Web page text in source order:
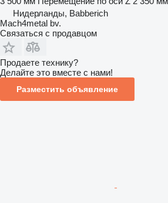
Нидерланды, Babberich
Mach4metal bv.
Связаться с продавцом
Продаете технику?
Делайте это вместе с нами!
Разместить объявление